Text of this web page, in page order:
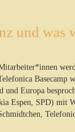
und was
Basecamp
und Europa
Espen, SPD) mit